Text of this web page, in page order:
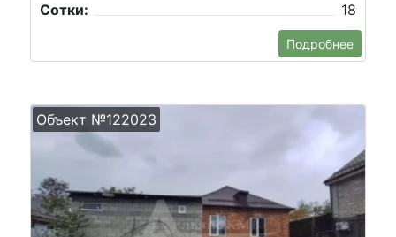
Сотки:
18
Подробнее
Объект №122023